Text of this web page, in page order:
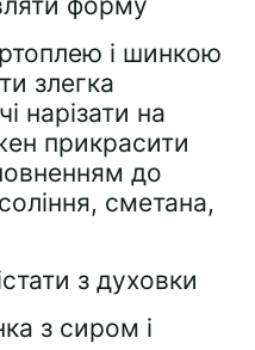
і шинкою
злегка
нарізати на
прикрасити
до
сметана,